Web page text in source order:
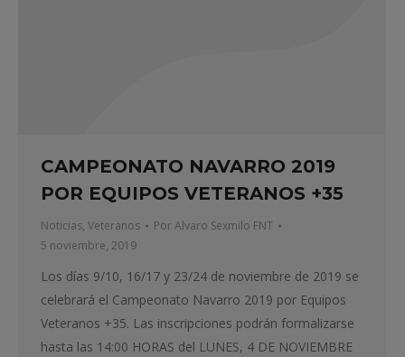
CAMPEONATO NAVARRO 2019
POR EQUIPOS VETERANOS +35
Noticias, Veteranos PorAlvaro Sexmilo FNT
5 noviembre, 2019
Los días 9/10, 16/17 y 23/24 de noviembre de 2019 se
celebrará el Campeonato Navarro 2019 por Equipos
Veteranos +35. Las inscripciones podrán formalizarse
hasta las 14:00 HORAS del LUNES, 4 DE NOVIEMBRE